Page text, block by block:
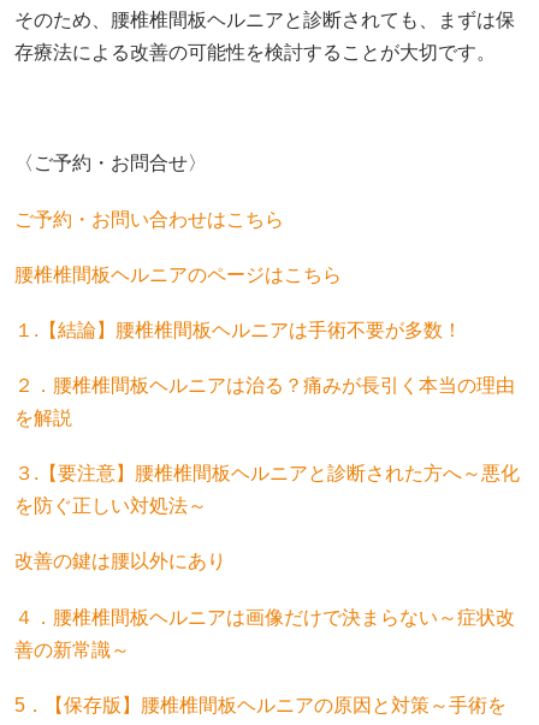
そのため、腰椎椎間板ヘルニアと診断されても、まずは保
存療法による改善の可能性を検討することが大切です。
〈ご予約・お問合せ〉
ご予約・お問い合わせはこちら
腰椎椎間板ヘルニアのページはこちら
１. 【結論】腰椎椎間板ヘルニアは手術不要が多数！
２
．腰椎椎間板ヘルニアは治る？痛みが長引く本当の理由
を解説
３.【要注意】腰椎椎間板ヘルニアと診断された方へ～悪化
を防ぐ正しい対処法～
改善の鍵は腰以外にあり
４． 腰椎椎間板ヘルニアは画像だけで決まらない～症状改
善の新常識～
5．
【保存版】腰椎椎間板ヘルニアの原因と対策～手術を